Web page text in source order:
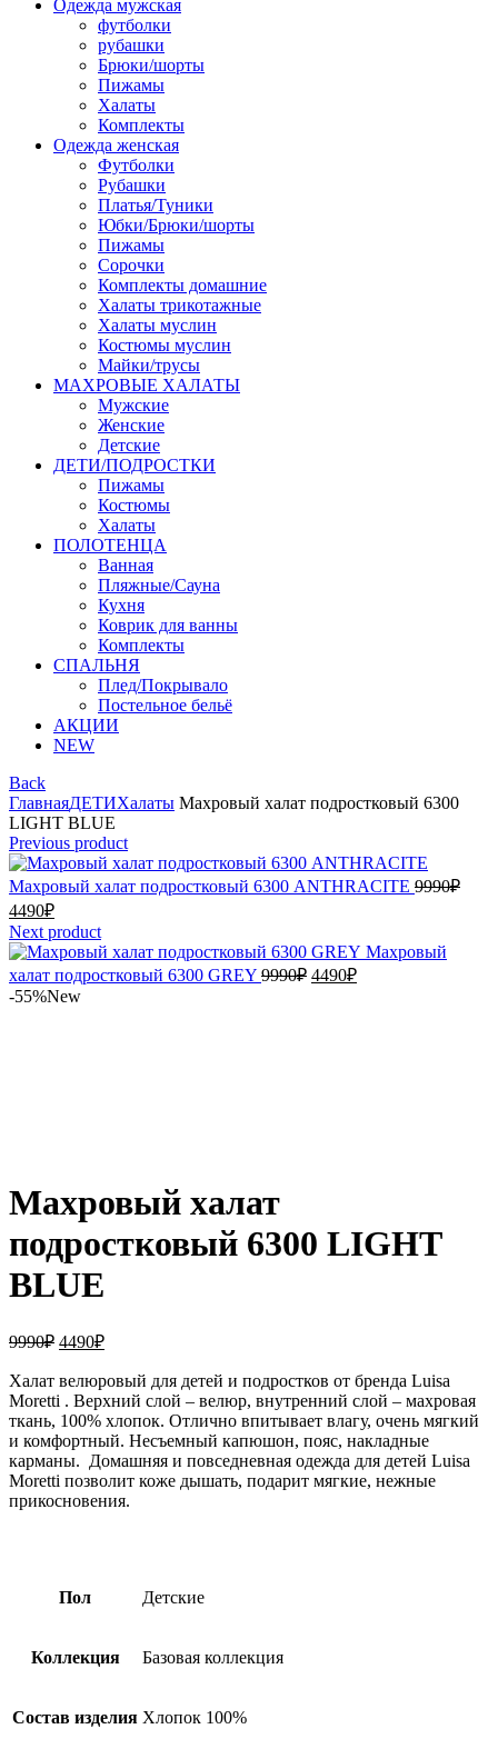
Одежда мужская
футболки
рубашки
Брюки/шорты
Пижамы
Халаты
Комплекты
Одежда женская
Футболки
Рубашки
Платья/Туники
Юбки/Брюки/шорты
Пижамы
Сорочки
Комплекты домашние
Халаты трикотажные
Халаты муслин
Костюмы муслин
Майки/трусы
МАХРОВЫЕ ХАЛАТЫ
Мужские
Женские
Детские
ДЕТИ/ПОДРОСТКИ
Пижамы
Костюмы
Халаты
ПОЛОТЕНЦА
Ванная
Пляжные/Сауна
Кухня
Коврик для ванны
Комплекты
СПАЛЬНЯ
Плед/Покрывало
Постельное бельё
АКЦИИ
NEW
Back
ГлавнаяДЕТИХалаты Махровый халат подростковый 6300
LIGHT BLUE
Previous product
Махровый халат подростковый 6300 ANTHRACITE 9990₽
4490₽Текущая
цена:
4490₽.
Next product
Махровый
халат подростковый 6300 GREY 9990₽ Первоначальная
4490₽Текущая
-55%New
Махровый халат
подростковый 6300 LIGHT
BLUE
9990₽ Первоначальная
составляла
9990₽.
4490₽Текущая
4490₽.
Халат велюровый для детей и подростков от бренда Luisa
Moretti . Верхний слой – велюр, внутренний слой – махровая
ткань, 100% хлопок. Отлично впитывает влагу, очень мягкий
и комфортный. Несъемный капюшон, пояс, накладные
карманы. Домашняя и повседневная одежда для детей Luisa
Moretti позволит коже дышать, подарит мягкие, нежные
прикосновения.
Пол Детские
Коллекция Базовая коллекция
Состав изделия Хлопок 100%